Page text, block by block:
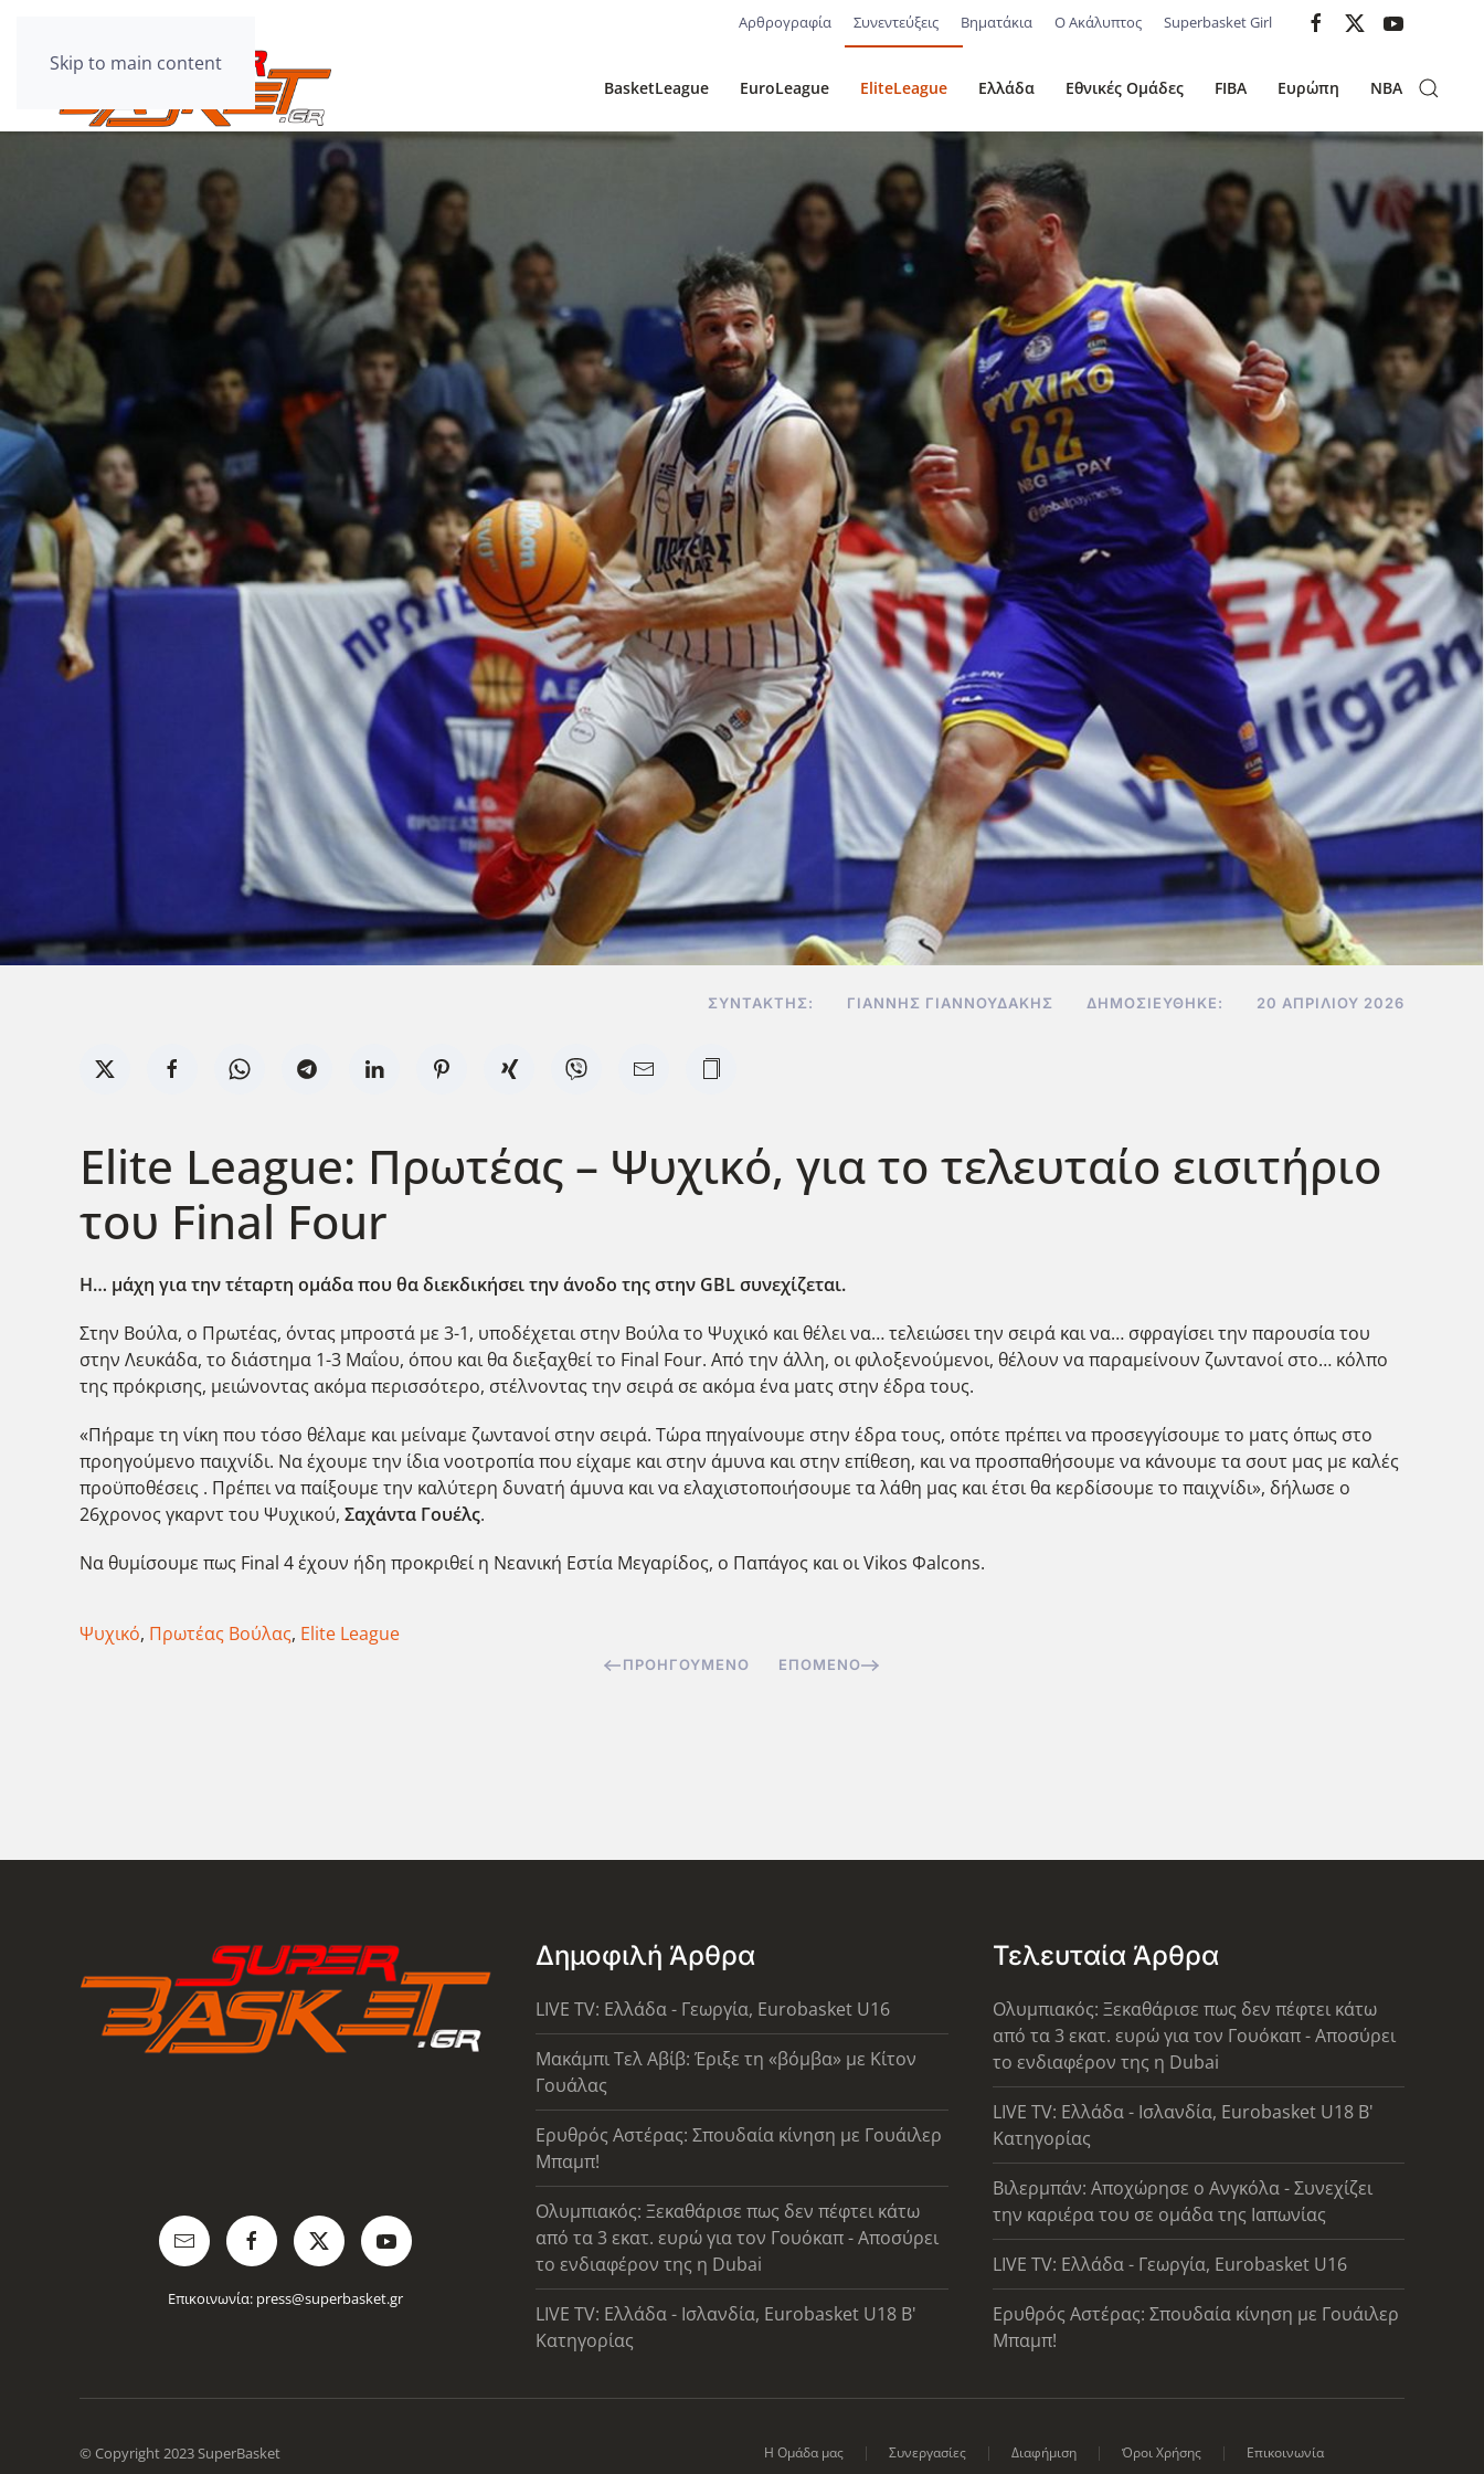
Skip to main content
Αρθρογραφία Συνεντεύξεις Βηματάκια Ο Ακάλυπτος Superbasket Girl
BasketLeague EuroLeague EliteLeague Ελλάδα Εθνικές Ομάδες FIBA Ευρώπη NBA
ΣΥΝΤΆΚΤΗΣ: ΓΙΆΝΝΗΣ ΓΙΑΝΝΟΥΔΆΚΗΣ ΔΗΜΟΣΙΕΎΘΗΚΕ: 20 ΑΠΡΙΛΊΟΥ 2026
Elite League: Πρωτέας – Ψυχικό, για το τελευταίο εισιτήριο
του Final Four
Η… μάχη για την τέταρτη ομάδα που θα διεκδικήσει την άνοδο της στην GBLσυνεχίζεται.
Στην Βούλα, ο Πρωτέας, όντας μπροστά με 3-1, υποδέχεται στην Βούλα το Ψυχικό και θέλει να… τελειώσει την σειρά και να… σφραγίσει την παρουσία του
στην Λευκάδα, το διάστημα 1-3 Μαΐου, όπου και θα διεξαχθεί το Final Four. Από την άλλη, οι φιλοξενούμενοι, θέλουν να παραμείνουν ζωντανοί στο… κόλπο
της πρόκρισης, μειώνοντας ακόμα περισσότερο, στέλνοντας την σειρά σε ακόμα ένα ματς στην έδρα τους.
«Πήραμε τη νίκη που τόσο θέλαμε και μείναμε ζωντανοί στην σειρά. Τώρα πηγαίνουμε στην έδρα τους, οπότε πρέπει να προσεγγίσουμε το ματς όπως στο
προηγούμενο παιχνίδι. Να έχουμε την ίδια νοοτροπία που είχαμε και στην άμυνα και στην επίθεση, και να προσπαθήσουμε να κάνουμε τα σουτ μας με καλές
προϋποθέσεις . Πρέπει να παίξουμε την καλύτερη δυνατή άμυνα και να ελαχιστοποιήσουμε τα λάθη μας και έτσι θα κερδίσουμε το παιχνίδι», δήλωσε ο
26χρονος γκαρντ του Ψυχικού, Σαχάντα Γουέλς.
Να θυμίσουμε πως Final 4 έχουν ήδη προκριθεί η Νεανική Εστία Μεγαρίδος, ο Παπάγος και οι Vikos Φalcons.
Ψυχικό, Πρωτέας Βούλας, Elite League
ΠΡΟΗΓΟΎΜΕΝΟ ΕΠΌΜΕΝΟ
Επικοινωνία: press@superbasket.gr
Δημοφιλή Άρθρα
LIVE TV: Ελλάδα - Γεωργία, Eurobasket U16
Μακάμπι Τελ Αβίβ: Έριξε τη «βόμβα» με Κίτον
Γουάλας
Ερυθρός Αστέρας: Σπουδαία κίνηση με Γουάιλερ
Μπαμπ!
Ολυμπιακός: Ξεκαθάρισε πως δεν πέφτει κάτω
από τα 3 εκατ. ευρώ για τον Γουόκαπ - Αποσύρει
το ενδιαφέρον της η Dubai
LIVE TV: Ελλάδα - Ισλανδία, Eurobasket U18 Β'
Κατηγορίας
Τελευταία Άρθρα
Ολυμπιακός: Ξεκαθάρισε πως δεν πέφτει κάτω
από τα 3 εκατ. ευρώ για τον Γουόκαπ - Αποσύρει
το ενδιαφέρον της η Dubai
LIVE TV: Ελλάδα - Ισλανδία, Eurobasket U18 Β'
Κατηγορίας
Βιλερμπάν: Αποχώρησε ο Ανγκόλα - Συνεχίζει
την καριέρα του σε ομάδα της Ιαπωνίας
LIVE TV: Ελλάδα - Γεωργία, Eurobasket U16
Ερυθρός Αστέρας: Σπουδαία κίνηση με Γουάιλερ
Μπαμπ!
© Copyright 2023 SuperBasket Η Ομάδα μας Συνεργασίες Διαφήμιση Όροι Χρήσης Επικοινωνία